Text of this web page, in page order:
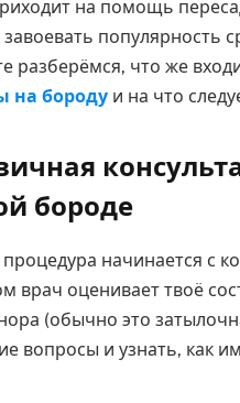
на помощь
завоевать популярность
разберёмся, что же
на бородуи на что
бороде
начинается с
врач оценивает твоё
(обычно это
вопросы и узнать, как